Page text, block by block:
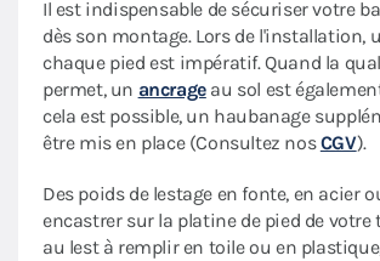
Il est indispensable de sécuriser votre
dès son montage. Lors de l'installation,
chaque pied est impératif. Quand la
permet, un ancrageau sol est
cela est possible, un haubanage
être mis en place (Consultez nosCGV).
Des poids de lestage en fonte, en acier
encastrer sur la platine de pied de
au lest à remplir en toile ou en